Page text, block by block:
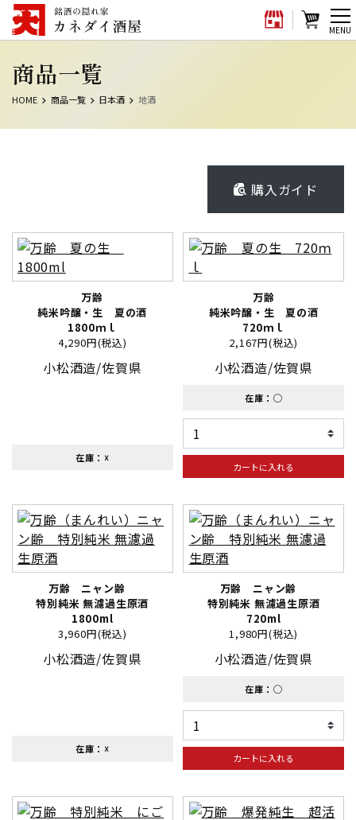
商品一覧
HOME 商品一覧 日本酒 地酒
購入ガイド
万齢
純米吟醸・生 夏の酒
1800ｍｌ
4,290円(税込)
小松酒造/佐賀県
在庫：☓
万齢
純米吟醸・生 夏の酒
720ｍｌ
2,167円(税込)
小松酒造/佐賀県
在庫：◯
カートに入れる
万齢 ニャン齢
特別純米 無濾過生原酒
1800ml
3,960円(税込)
小松酒造/佐賀県
在庫：☓
万齢 ニャン齢
特別純米 無濾過生原酒
720ml
1,980円(税込)
小松酒造/佐賀県
在庫：◯
カートに入れる
メ
MENU